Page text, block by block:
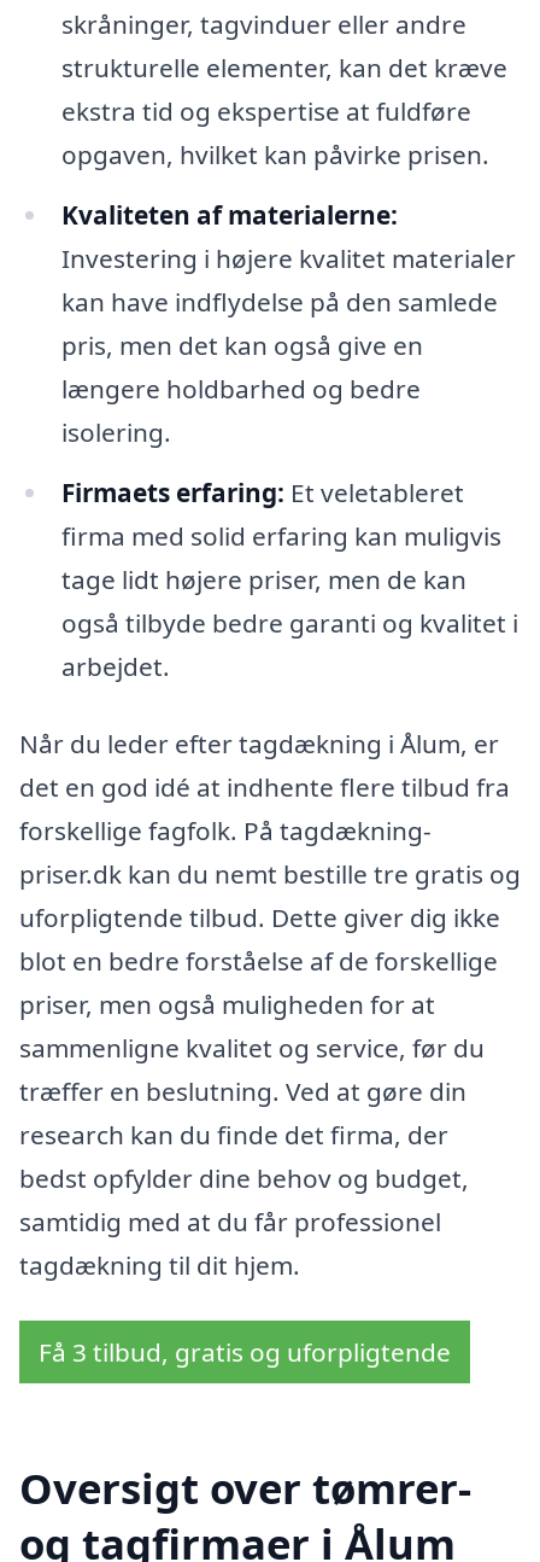
skråninger, tagvinduer eller andre
strukturelle elementer, kan det kræve
ekstra tid og ekspertise at fuldføre
opgaven, hvilket kan påvirke prisen.
Kvaliteten af materialerne:
Investering i højere kvalitet materialer
kan have indflydelse på den samlede
pris, men det kan også give en
længere holdbarhed og bedre
isolering.
Firmaets erfaring: Et veletableret
firma med solid erfaring kan muligvis
tage lidt højere priser, men de kan
også tilbyde bedre garanti og kvalitet i
arbejdet.
Når du leder efter tagdækning i Ålum, er
det en god idé at indhente flere tilbud fra
forskellige fagfolk. På tagdækning-
priser.dk kan du nemt bestille tre gratis og
uforpligtende tilbud. Dette giver dig ikke
blot en bedre forståelse af de forskellige
priser, men også muligheden for at
sammenligne kvalitet og service, før du
træffer en beslutning. Ved at gøre din
research kan du finde det firma, der
bedst opfylder dine behov og budget,
samtidig med at du får professionel
tagdækning til dit hjem.
Få 3 tilbud, gratis og uforpligtende
Oversigt over tømrer-
og tagfirmaer i Ålum